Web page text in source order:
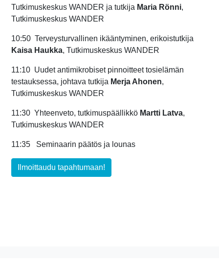
Tutkimuskeskus WANDER ja tutkija Maria Rönni,
Tutkimuskeskus WANDER
10:50 Terveysturvallinen ikääntyminen, erikoistutkija
Kaisa Haukka, Tutkimuskeskus WANDER
11:10 Uudet antimikrobiset pinnoitteet tosielämän
testauksessa, johtava tutkija Merja Ahonen,
Tutkimuskeskus WANDER
11:30 Yhteenveto, tutkimuspäällikkö Martti Latva,
Tutkimuskeskus WANDER
11:35 Seminaarin päätös ja lounas
Ilmoittaudu tapahtumaan!